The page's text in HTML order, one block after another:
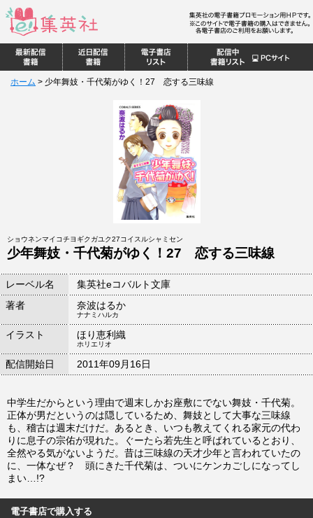
ホーム > 少年舞妓・千代菊がゆく！27 恋する三味線
ショウネンマイコチヨギクガユク27コイスルシャミセン
少年舞妓・千代菊がゆく！27 恋する三味線
レーベル名
集英社eコバルト文庫
著者
奈波はるか
ナナミハルカ
イラスト ほり恵利織
ホリエリオ
配信開始日 2011年09月16日
中学生だからという理由で週末しかお座敷にでない舞妓・千代菊。
正体が男だというのは隠しているため、舞妓として大事な三味線
も、稽古は週末だけだ。あるとき、いつも教えてくれる家元の代わ
りに息子の宗佑が現れた。ぐーたら若先生と呼ばれているとおり、
全然やる気がないようだ。昔は三味線の天才少年と言われていたの
に、一体なぜ？ 頭にきた千代菊は、ついにケンカごしになってし
まい…!?
電子書店で購入する